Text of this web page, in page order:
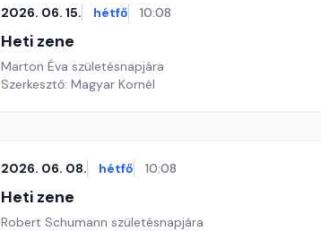
2026. 06. 15. hétfő 10:08
Heti zene
Marton Éva születésnapjára
Szerkesztő: Magyar Kornél
2026. 06. 08. hétfő 10:08
Heti zene
Robert Schumann születésnapjára